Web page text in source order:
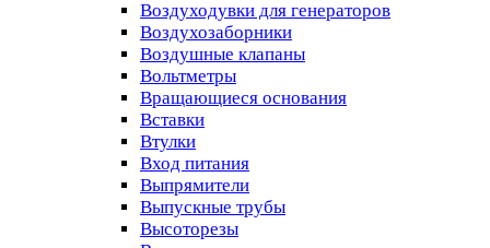
Воздуходувки для генераторов
Воздухозаборники
Воздушные клапаны
Вольтметры
Вращающиеся основания
Вставки
Втулки
Вход питания
Выпрямители
Выпускные трубы
Высоторезы